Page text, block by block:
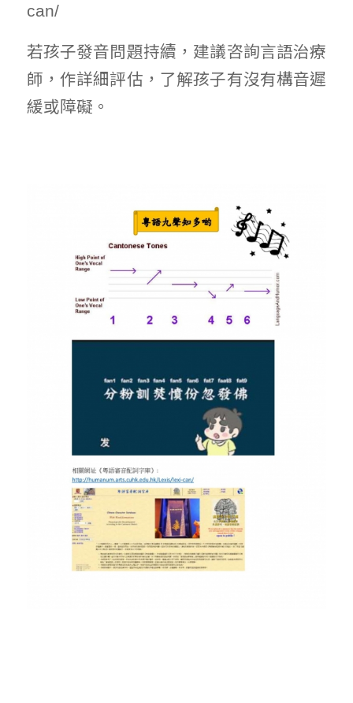
can/
若孩子發音問題持續，建議咨詢言語治療
師，作詳細評估，了解孩子有沒有構音遲
緩或障礙。